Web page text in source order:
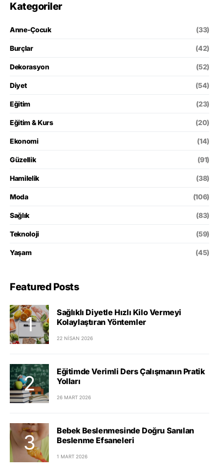
Kategoriler
Anne-Çocuk (33)
Burçlar (42)
Dekorasyon (52)
Diyet (54)
Eğitim (23)
Eğitim & Kurs (20)
Ekonomi (14)
Güzellik (91)
Hamilelik (38)
Moda (106)
Sağlık (83)
Teknoloji (59)
Yaşam (45)
Featured Posts
Sağlıklı Diyetle Hızlı Kilo Vermeyi
Kolaylaştıran Yöntemler
22 NISAN 2026
Eğitimde Verimli Ders Çalışmanın Pratik
Yolları
26 MART 2026
Bebek Beslenmesinde Doğru Sanılan
Beslenme Efsaneleri
1 MART 2026